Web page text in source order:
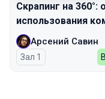
Скрапинг на
использования
Арсений Савин
Зал 1